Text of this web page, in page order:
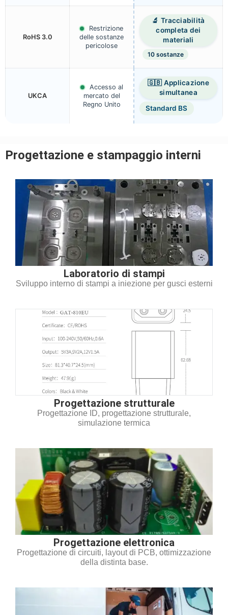
RoHS 3.0
Restrizione
delle sostanze
pericolose
🔬 Tracciabilità
completa dei
materiali
10 sostanze
UKCA
Accesso al
mercato del
Regno Unito
🇬🇧 Applicazione
simultanea
Standard BS
Progettazione e stampaggio interni
Laboratorio di stampi
Sviluppo interno di stampi a iniezione per gusci esterni
Progettazione strutturale
Progettazione ID, progettazione strutturale,
simulazione termica
Progettazione elettronica
Progettazione di circuiti, layout di PCB, ottimizzazione
della distinta base.